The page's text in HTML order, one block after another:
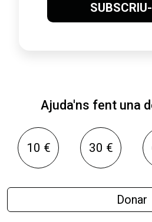
Ajuda'ns fent una
10 € 30 €
Donar